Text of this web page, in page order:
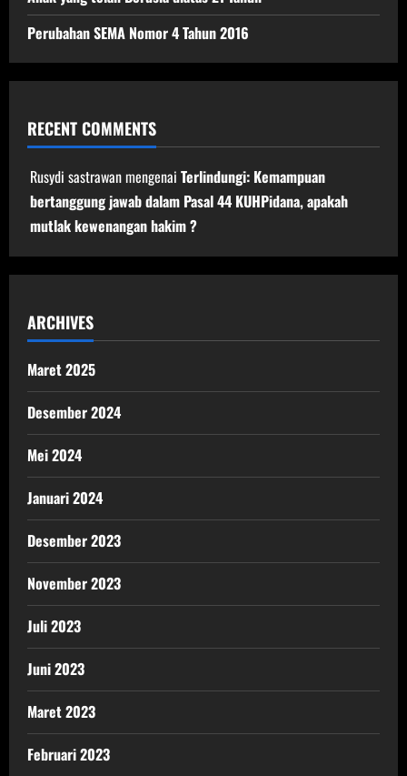
Perubahan SEMA Nomor 4 Tahun 2016
RECENT COMMENTS
Rusydi sastrawanmengenai Terlindungi: Kemampuan
bertanggung jawab dalam Pasal 44 KUHPidana, apakah
mutlak kewenangan hakim ?
ARCHIVES
Maret 2025
Desember 2024
Mei 2024
Januari 2024
Desember 2023
November 2023
Juli 2023
Juni 2023
Maret 2023
Februari 2023